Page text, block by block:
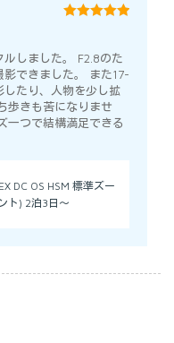
しました。 F2.8のた
できました。 また17-
たり、人物を少し拡
歩きも苦になりませ
一つで結構満足できる
DC OS HSM 標準ズー
ト) 2泊3日～